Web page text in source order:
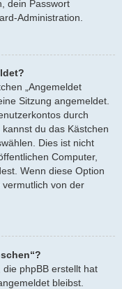
dein Passwort
Administration.
„Angemeldet
Sitzung angemeldet.
durch
du das Kästchen
Dies ist nicht
Computer,
Wenn diese Option
von der
die phpBB erstellt hat
bleibst.